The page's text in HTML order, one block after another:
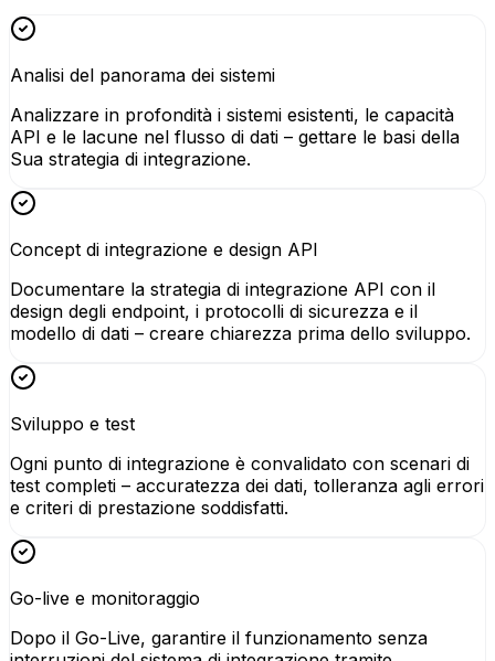
Analisi del panorama dei sistemi
Analizzare in profondità i sistemi esistenti, le capacità
API e le lacune nel flusso di dati – gettare le basi della
Sua strategia di integrazione.
Concept di integrazione e design API
Documentare la strategia di integrazione API con il
design degli endpoint, i protocolli di sicurezza e il
modello di dati – creare chiarezza prima dello sviluppo.
Sviluppo e test
Ogni punto di integrazione è convalidato con scenari di
test completi – accuratezza dei dati, tolleranza agli errori
e criteri di prestazione soddisfatti.
Go-live e monitoraggio
Dopo il Go-Live, garantire il funzionamento senza